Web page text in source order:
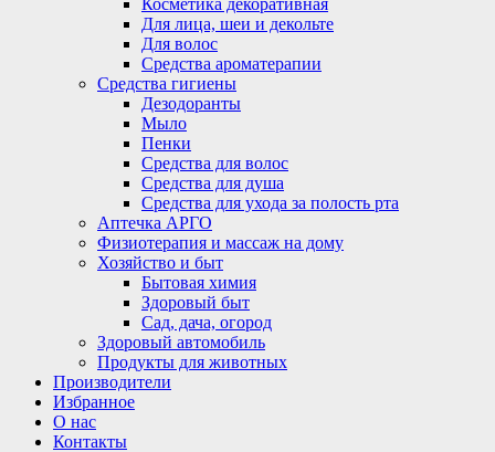
Косметика декоративная
Для лица, шеи и декольте
Для волос
Средства ароматерапии
Средства гигиены
Дезодоранты
Мыло
Пенки
Средства для волос
Средства для душа
Средства для ухода за полость рта
Аптечка АРГО
Физиотерапия и массаж на дому
Хозяйство и быт
Бытовая химия
Здоровый быт
Сад, дача, огород
Здоровый автомобиль
Продукты для животных
Производители
Избранное
О нас
Контакты